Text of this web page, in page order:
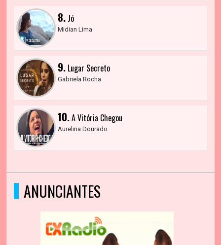
8. Jó
Midian Lima
9. Lugar Secreto
Gabriela Rocha
10.A Vitória Chegou
Aurelina Dourado
ANUNCIANTES